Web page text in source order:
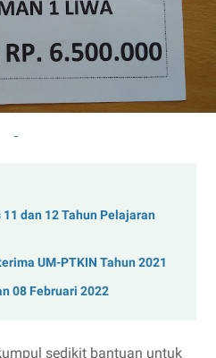
dan 12 Tahun Pelajaran
UM-PTKIN Tahun 2021
08 Februari 2022
sedikit bantuan untuk